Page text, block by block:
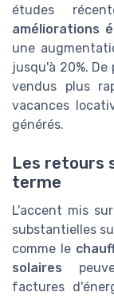
études
améliorations
une
jusqu'à 20%.
vendus plus
vacances
générés.
Les retours
terme
L'accent mis
substantielles
comme le
solaires
factures